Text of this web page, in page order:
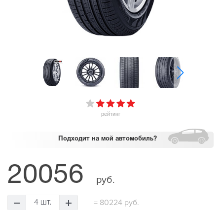
рейтинг
Подходит на мой автомобиль?
20056 руб.
4 шт. = 80224 руб.